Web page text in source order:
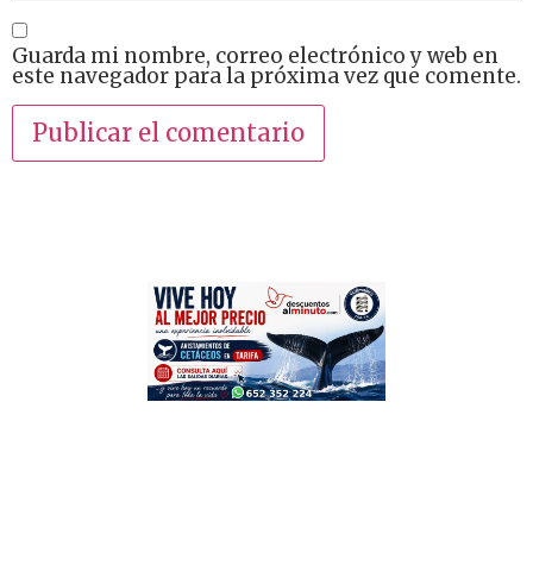
Guarda mi nombre, correo electrónico y web en
este navegador para la próxima vez que comente.